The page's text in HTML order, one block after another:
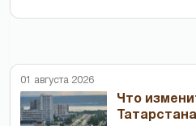
01 августа 2026
Что